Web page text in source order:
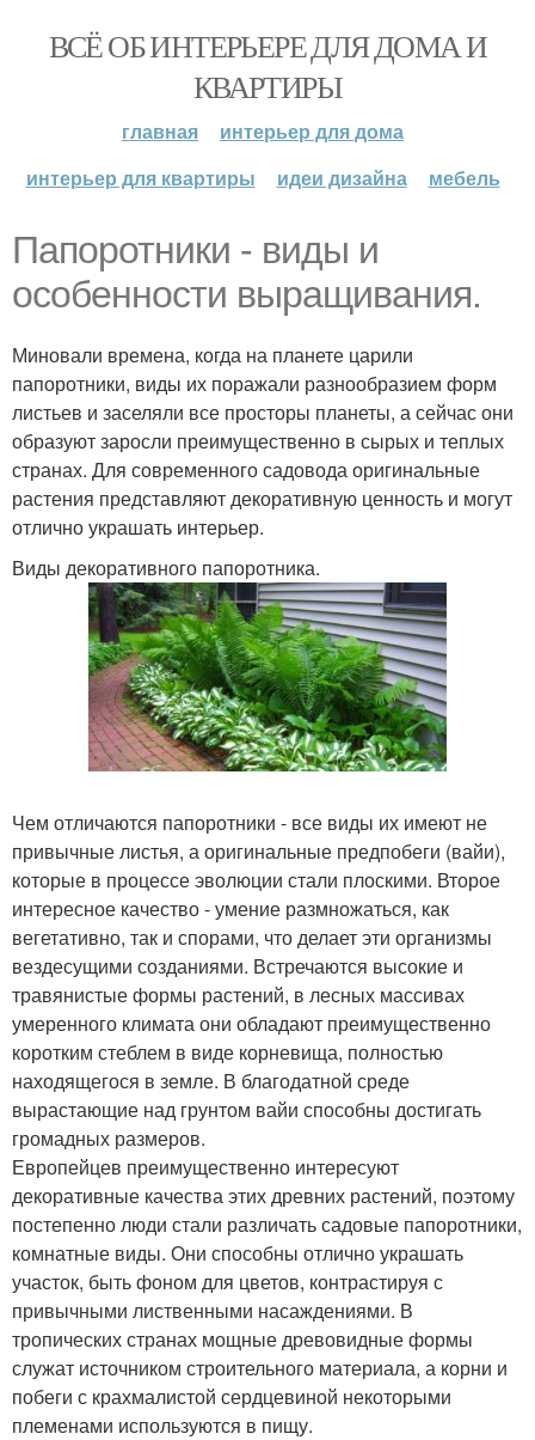
ВСЁ ОБ ИНТЕРЬЕРЕ ДЛЯ ДОМА И
КВАРТИРЫ
главная
интерьер для дома
интерьер для квартиры
идеи дизайна мебель
Папоротники - виды и
особенности выращивания.
Миновали времена, когда на планете царили
папоротники, виды их поражали разнообразием форм
листьев и заселяли все просторы планеты, а сейчас они
образуют заросли преимущественно в сырых и теплых
странах. Для современного садовода оригинальные
растения представляют декоративную ценность и могут
отлично украшать интерьер.
Виды декоративного папоротника.
Чем отличаются папоротники - все виды их имеют не
привычные листья, а оригинальные предпобеги (вайи),
которые в процессе эволюции стали плоскими. Второе
интересное качество - умение размножаться, как
вегетативно, так и спорами, что делает эти организмы
вездесущими созданиями. Встречаются высокие и
травянистые формы растений, в лесных массивах
умеренного климата они обладают преимущественно
коротким стеблем в виде корневища, полностью
находящегося в земле. В благодатной среде
вырастающие над грунтом вайи способны достигать
громадных размеров.
Европейцев преимущественно интересуют
декоративные качества этих древних растений, поэтому
постепенно люди стали различать садовые папоротники,
комнатные виды. Они способны отлично украшать
участок, быть фоном для цветов, контрастируя с
привычными лиственными насаждениями. В
тропических странах мощные древовидные формы
служат источником строительного материала, а корни и
побеги с крахмалистой сердцевиной некоторыми
племенами используются в пищу.